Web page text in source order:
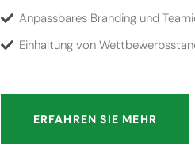
Anpassbares Branding und
Einhaltung von
ERFAHREN SIE MEHR